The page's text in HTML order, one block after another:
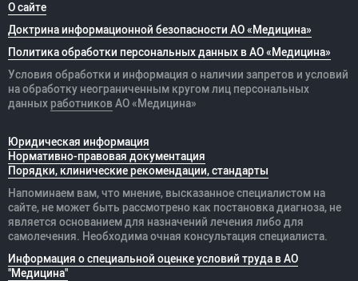
О сайте
Доктрина информационной безопасности АО «Медицина»
Политика обработки персональных данных в АО «Медицина»
Условия обработки и информация о наличии запретов и условий
на обработку неограниченным кругом лиц персональных
данных работников АО «Медицина»
Юридическая информация
Нормативно-правовая документация
Порядки, клинические рекомендации, стандарты
Напоминаем вам, что мнение, высказанное специалистом на
сайте, не может быть рассмотрено как постановка диагноза, не
является основанием для назначений лечения либо для
самолечения. Необходима очная консультация специалиста.
Информация о специальной оценке условий труда в АО
"Медицина"